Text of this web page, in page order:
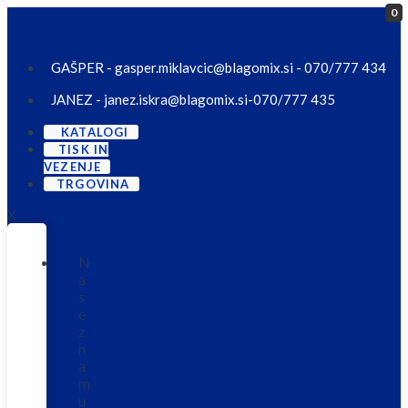
GAŠPER - gasper.miklavcic@blagomix.si - 070/777 434
JANEZ - janez.iskra@blagomix.si-070/777 435
KATALOGI
TISK IN
VEZENJE
TRGOVINA
0
X
N
a
s
e
z
n
a
m
u